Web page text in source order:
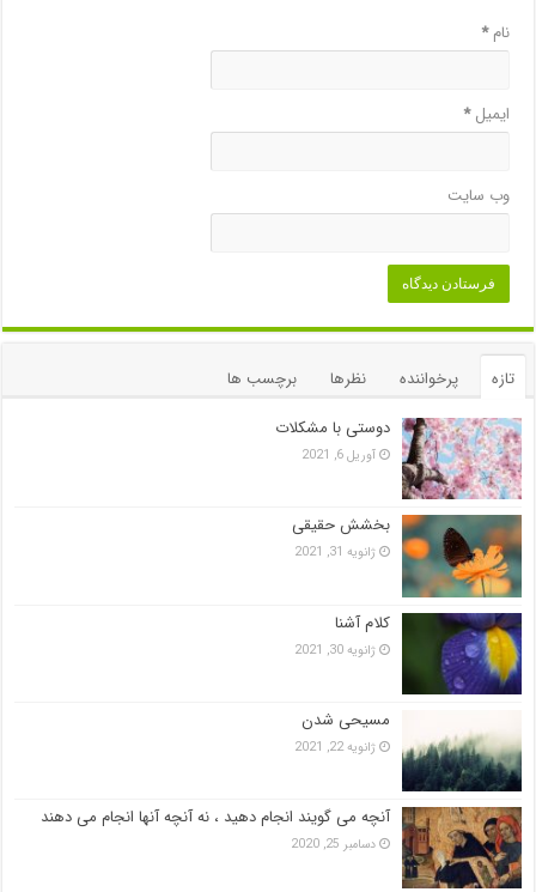
نام*
ایمیل*
وب‌ سایت
تازه پرخواننده نظرها
برچسب ها
دوستی با مشکلات
آوریل 6, 2021
بخشش حقیقی
ژانویه 31, 2021
کلام آشنا
ژانویه 30, 2021
مسیحی شدن
ژانویه 22, 2021
آنچه می گویند انجام دهید ، نه آنچه آنها انجام می دهند
دسامبر 25, 2020